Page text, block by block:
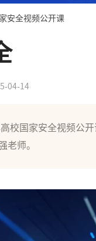
安全视频公开课
04-14
校国家安全视频公
老师。